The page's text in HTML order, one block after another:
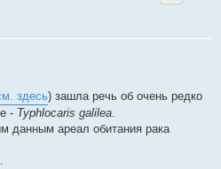
здесь) зашла речь об очень редко
- Typhlocaris galilea.
данным ареал обитания рака